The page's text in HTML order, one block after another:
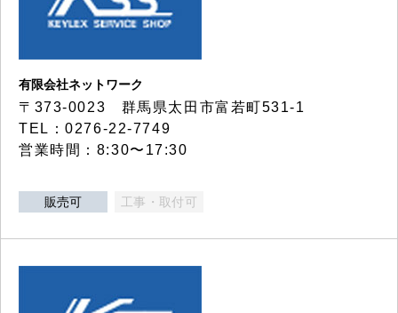
有限会社ネットワーク
〒373-0023 群馬県太田市富若町531-1
TEL：0276-22-7749
営業時間：8:30〜17:30
販売可 工事・取付可